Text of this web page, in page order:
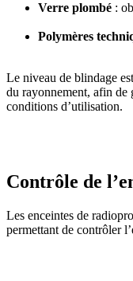
Verre plombé :
Polymères
Le niveau de blindage
du rayonnement, afin de
conditions d’utilisation.
Contrôle de
Les enceintes de
permettant de contrôler